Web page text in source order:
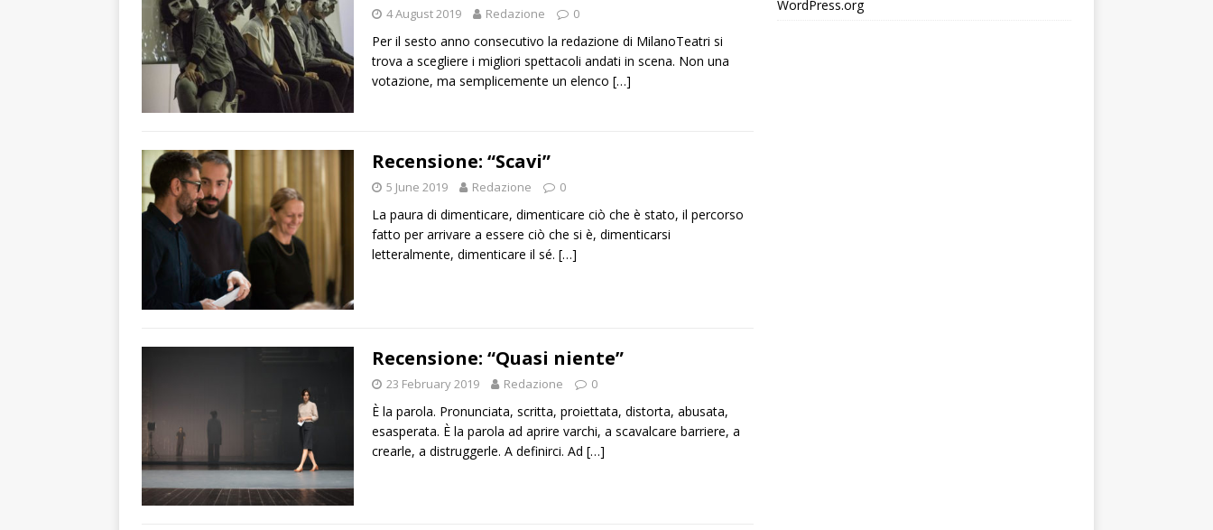
4 August 2019 Redazione 0
Per il sesto anno consecutivo la redazione di MilanoTeatri si
trova a scegliere i migliori spettacoli andati in scena. Non una
votazione, ma semplicemente un elenco […]
Recensione: “Scavi”
5 June 2019 Redazione 0
La paura di dimenticare, dimenticare ciò che è stato, il percorso
fatto per arrivare a essere ciò che si è, dimenticarsi
letteralmente, dimenticare il sé. […]
Recensione: “Quasi niente”
23 February 2019 Redazione 0
È la parola. Pronunciata, scritta, proiettata, distorta, abusata,
esasperata. È la parola ad aprire varchi, a scavalcare barriere, a
crearle, a distruggerle. A definirci. Ad […]
WordPress.org